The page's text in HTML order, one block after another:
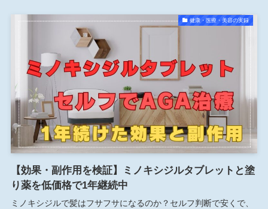
健康・医療・美容の実録
【効果・副作用を検証】ミノキシジルタブレットと塗
り薬を低価格で1年継続中
ミノキシジルで髪はフサフサになるのか？セルフ判断で安くで、